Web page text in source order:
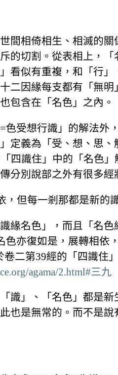
間相倚相生、相滅的
的切割。從表相上，
看似有重複，和「行
二因緣每支都有「無
包含在「名色」之內。
色受想行識」的解法外
定義為「受、想、思
四識住」中的「名色
分別說部之外有很多
，但每一剎那都是新的
緣名色」，而且「名
色亦復如是，展轉相依
卷二第39經的「四識住
agama/2.html#三九
識」、「名色」都是
也是無常的。而不是